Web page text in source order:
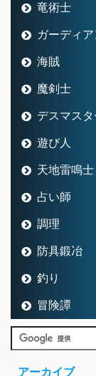
竜術士
ガーディア
海賊
魔剣士
デスマスタ
遊び人
天地雷鳴士
占い師
調理
防具鍛冶
釣り
冒険譚
アーカイブ